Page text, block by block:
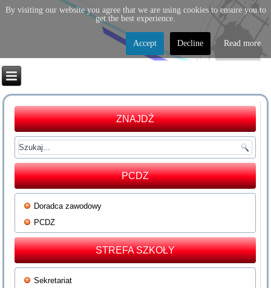
ZNAJDŹ
PCDZ
Doradca zawodowy
PCDZ
STREFA SZKOŁY
Sekretariat
By visiting our website you agree that we are using cookies to ensure you to
get the best experience.
Accept Decline Read more